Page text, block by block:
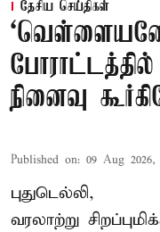
தேசிய செய்திகள்
‘வெள்ளையனே
நினைவு
Published on: 09 Aug 2026,
புதுடெல்லி,
வரலாற்று